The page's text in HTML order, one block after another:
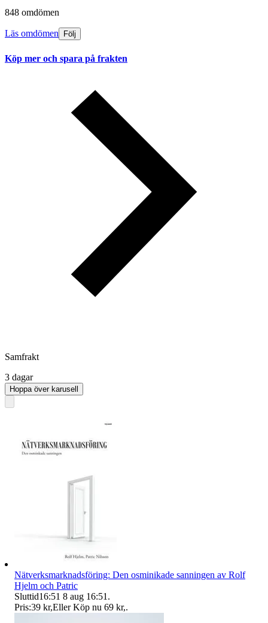
848 omdömen
Läs omdömen Följ
Köp mer och spara på frakten
Samfrakt
3 dagar
Hoppa över karusell
Nätverksmarknadsföring: Den osminikade sanningen av Rolf
Hjelm och Patric
Sluttid16:51 8 aug 16:51 .
Pris:39 kr,Eller Köp nu 69 kr,.